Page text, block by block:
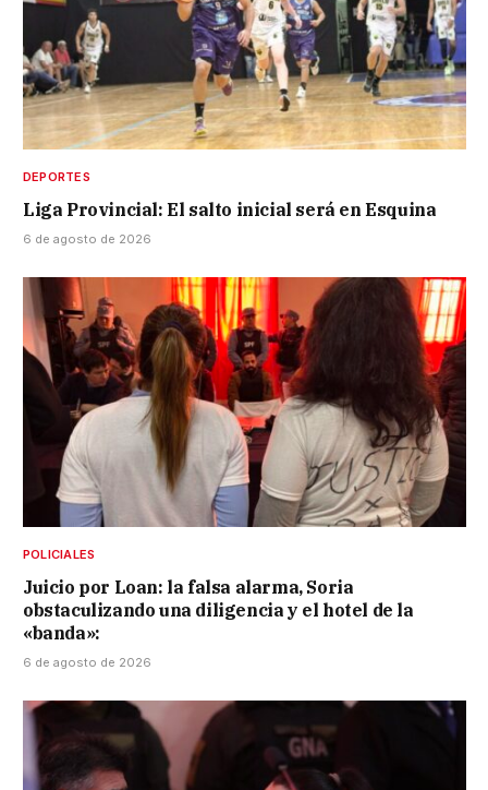
DEPORTES
Liga Provincial: El salto inicial será en Esquina
6 de agosto de 2026
POLICIALES
Juicio por Loan: la falsa alarma, Soria
obstaculizando una diligencia y el hotel de la
«banda»:
6 de agosto de 2026